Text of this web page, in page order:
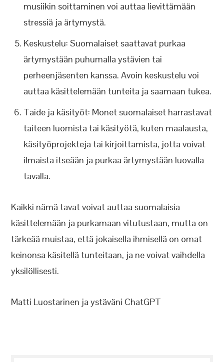
musiikin soittaminen voi auttaa lievittämään
stressiä ja ärtymystä.
Keskustelu: Suomalaiset saattavat purkaa
ärtymystään puhumalla ystävien tai
perheenjäsenten kanssa. Avoin keskustelu voi
auttaa käsittelemään tunteita ja saamaan tukea.
Taide ja käsityöt: Monet suomalaiset harrastavat
taiteen luomista tai käsityötä, kuten maalausta,
käsityöprojekteja tai kirjoittamista, jotta voivat
ilmaista itseään ja purkaa ärtymystään luovalla
tavalla.
Kaikki nämä tavat voivat auttaa suomalaisia
käsittelemään ja purkamaan vitutustaan, mutta on
tärkeää muistaa, että jokaisella ihmisellä on omat
keinonsa käsitellä tunteitaan, ja ne voivat vaihdella
yksilöllisesti.
Matti Luostarinen ja ystäväni ChatGPT